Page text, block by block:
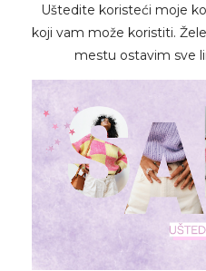
Uštedite koristeći moje
koji vam može koristiti.
mestu ostavim sve